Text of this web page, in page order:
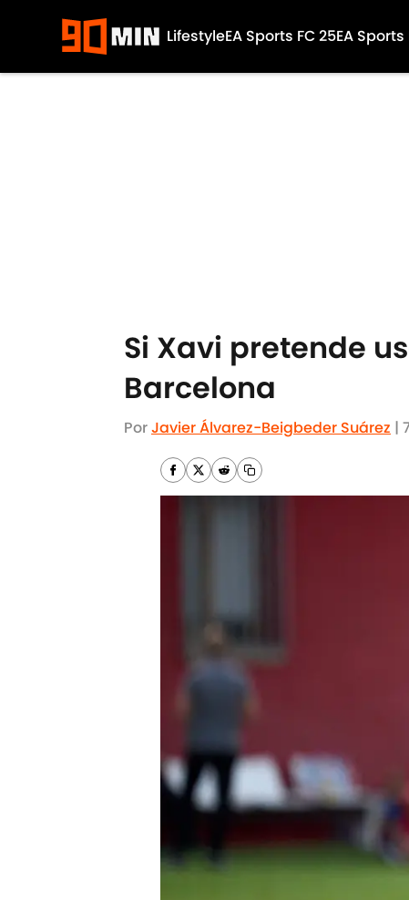
LifestyleEA Sports FC 25EA Sports
Si Xavi pretende
Barcelona
PorJavier Álvarez-Beigbeder Suárez |